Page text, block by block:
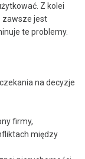
Z kolei
zawsze jest
te problemy.
na decyzje
firmy,
między